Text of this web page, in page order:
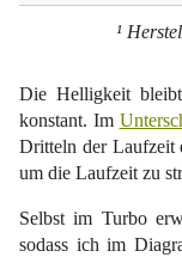
¹
Die Helligkeit
konstant. Im
Dritteln der Laufzeit
um die Laufzeit zu
Selbst im Turbo
sodass ich im